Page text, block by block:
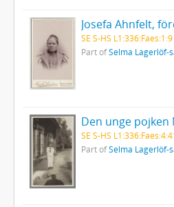
SE S-HS L1:336:Faes:1:9
Part ofSelma Lagerlöf-
SE S-HS
Part ofSelma Lagerlöf-